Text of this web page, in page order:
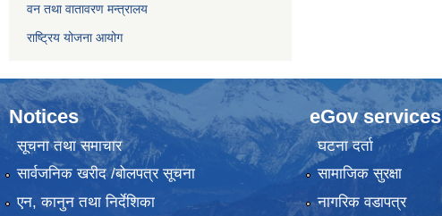
वन तथा वातावरण मन्त्रालय
राष्ट्रिय योजना आयोग
Notices
सूचना तथा समाचार
सार्वजनिक खरीद /बोलपत्र सूचना
एन, कानुन तथा निर्देशिका
eGov services
घटना दर्ता
सामाजिक सुरक्षा
नागरिक वडापत्र